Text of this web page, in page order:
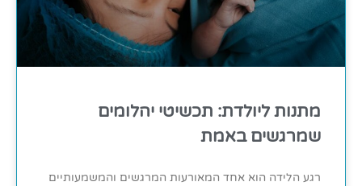
מתנות ליולדת: תכשיטי יהלומים
שמרגשים באמת
רגע הלידה הוא אחד המאורעות המרגשים והמשמעותיים